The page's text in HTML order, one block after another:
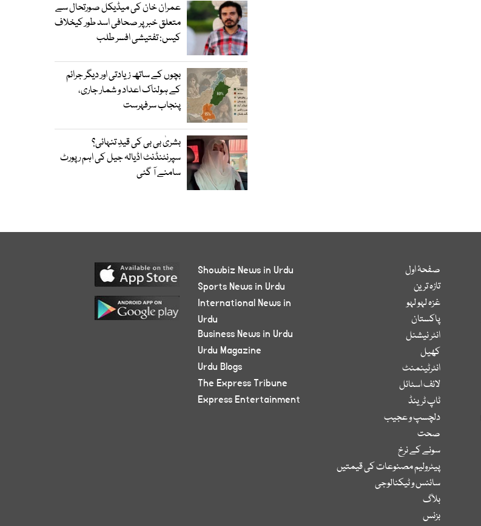
عمران خان کی میڈیکل صورتحال سے
متعلق خبر پر صحافی اسد طور کیخلاف
کیس: تفتیشی افسر طلب
بچوں کے ساتھ زیادتی اور دیگر جرائم
کے ہولناک اعداد و شمار جاری،
پنجاب سرفہرست
بشریٰ بی بی کی قیدِ تنہائی؟
سپرنٹنڈنٹ اڈیالہ جیل کی اہم رپورٹ
سامنے آ گئی
صفحۂ اول
تازہ ترین
غزہ لہو لہو
پاکستان
انٹر نیشنل
کھیل
انٹرٹینمنٹ
لائف اسٹائل
ٹاپ ٹرینڈ
دلچسپ و عجیب
صحت
سونے کے نرخ
پیٹرولیم مصنوعات کی قیمتیں
سائنس و ٹیکنالوجی
بلاگ
بزنس
Showbiz News in Urdu
Sports News in Urdu
International News in
Urdu
Business News in Urdu
Urdu Magazine
Urdu Blogs
The Express Tribune
Express Entertainment